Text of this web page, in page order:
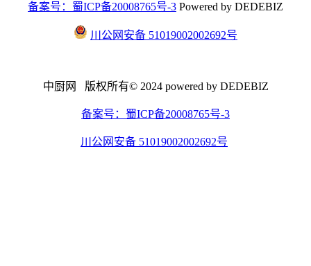
备案号：蜀ICP备20008765号-3 Powered by DEDEBIZ
川公网安备 51019002002692号
中厨网 版权所有© 2024 powered by DEDEBIZ
备案号：蜀ICP备20008765号-3
川公网安备 51019002002692号